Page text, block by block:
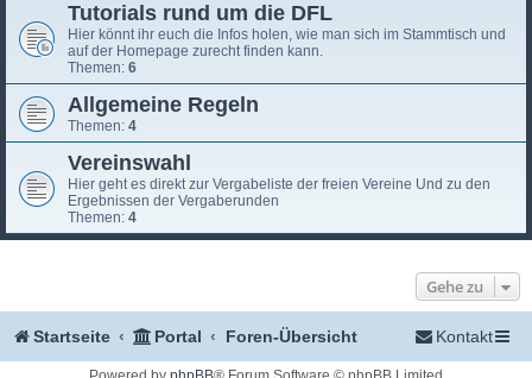
Tutorials rund um die DFL
Hier könnt ihr euch die Infos holen, wie man sich im Stammtisch und
auf der Homepage zurecht finden kann.
Themen: 6
Allgemeine Regeln
Themen: 4
Vereinswahl
Hier geht es direkt zur Vergabeliste der freien Vereine Und zu den
Ergebnissen der Vergaberunden
Themen: 4
Gehe zu
Startseite Portal Foren-Übersicht Kontakt